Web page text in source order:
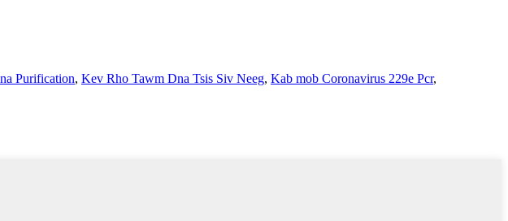
Purification, Kev Rho Tawm Dna Tsis Siv Neeg, Kab mob Coronavirus 229e Pcr,